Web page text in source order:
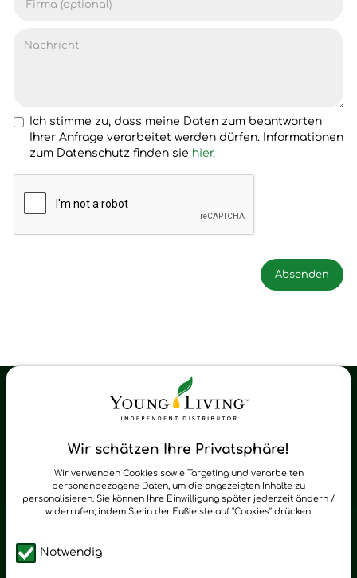
Ich stimme zu, dass meine Daten zum beantworten
Ihrer Anfrage verarbeitet werden dürfen. Informationen
zum Datenschutz finden sie hier.
Wir schätzen Ihre Privatsphäre!
Wir verwenden Cookies sowie Targeting und verarbeiten
personenbezogene Daten, um die angezeigten Inhalte zu
personalisieren. Sie können Ihre Einwilligung später jederzeit ändern /
widerrufen, indem Sie in der Fußleiste auf "Cookies" drücken.
Notwendig
Young Living Shop-Oil Newsletter
zum Newsletter anmelden